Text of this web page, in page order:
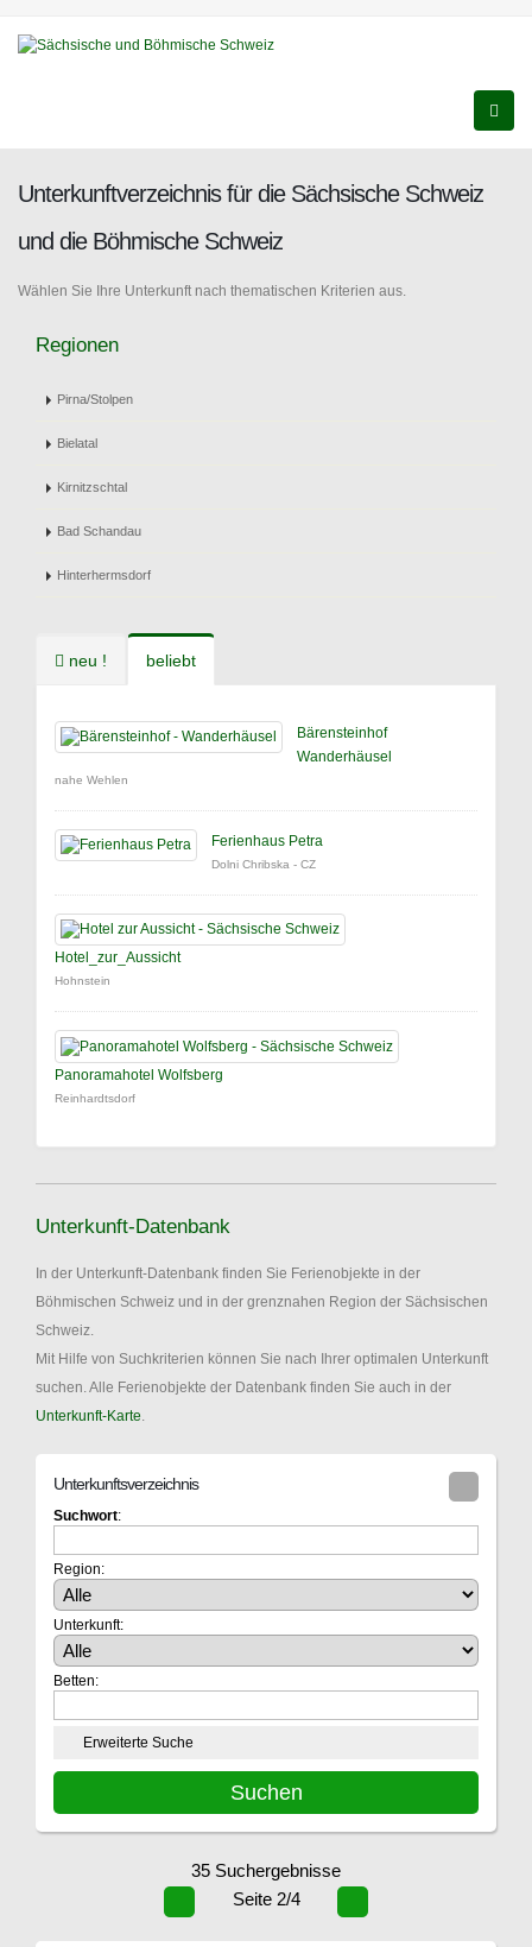
Unterkunftverzeichnis für die Sächsische Schweiz
und die Böhmische Schweiz
Wählen Sie Ihre Unterkunft nach thematischen Kriterien aus.
Regionen
Pirna/Stolpen
Bielatal
Kirnitzschtal
Bad Schandau
Hinterhermsdorf
neu ! beliebt
Bärensteinhof
Wanderhäusel
nahe Wehlen
Ferienhaus Petra
Dolni Chribska - CZ
Hotel_zur_Aussicht
Hohnstein
Panoramahotel Wolfsberg
Reinhardtsdorf
Unterkunft-Datenbank
In der Unterkunft-Datenbank finden Sie Ferienobjekte in der
Böhmischen Schweiz und in der grenznahen Region der Sächsischen
Schweiz.
Mit Hilfe von Suchkriterien können Sie nach Ihrer optimalen Unterkunft
suchen. Alle Ferienobjekte der Datenbank finden Sie auch in der
Unterkunft-Karte
Unterkunftsverzeichnis
Suchwort:
Region:
Unterkunft:
Betten:
Erweiterte Suche
35 Suchergebnisse
Seite 2/4